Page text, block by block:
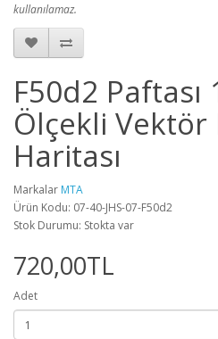
kullanılamaz.
F50d2 Paftası
Ölçekli Vektör
Haritası
Markalar MTA
Ürün Kodu: 07-40-JHS-07-F50d2
Stok Durumu: Stokta var
720,00TL
Adet